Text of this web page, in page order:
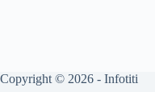
Copyright © 2026 - Infotiti